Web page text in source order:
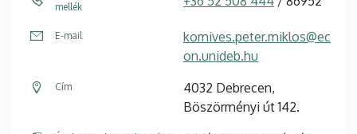
mellék
E-mail
komives.peter.miklos@ec
on.unideb.hu
Cím
4032 Debrecen,
Böszörményi út 142.